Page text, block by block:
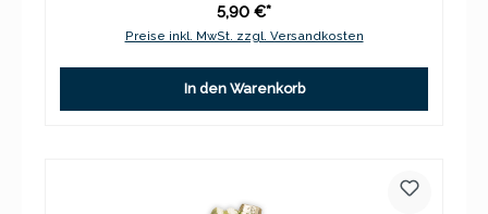
5,90 €*
Preise inkl. MwSt. zzgl. Versandkosten
In den Warenkorb